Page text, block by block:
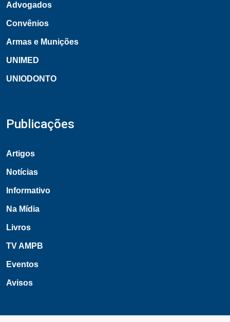
Advogados
Convênios
Armas e Munições
UNIMED
UNIODONTO
Publicações
Artigos
Notícias
Informativo
Na Mídia
Livros
TV AMPB
Eventos
Avisos